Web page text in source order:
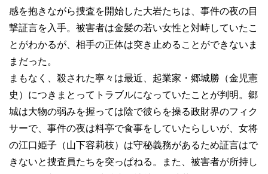
感を抱きながら捜査を開始した大岩たちは、事件の夜の目
撃証言を入手。被害者は金髪の若い女性と対峙していたこ
とがわかるが、相手の正体は突き止めることができないま
まだった。
まもなく、殺された寧々は最近、起業家・郷城勝（金児憲
史）につきまとってトラブルになっていたことが判明。郷
城は大物の弱みを握っては陰で彼らを操る政財界のフィク
サーで、事件の夜は料亭で食事をしていたらしいが、女将
の江口姫子（山下容莉枝）は守秘義務があるため証言はで
きないと捜査員たちを突っぱねる。また、被害者が所持し